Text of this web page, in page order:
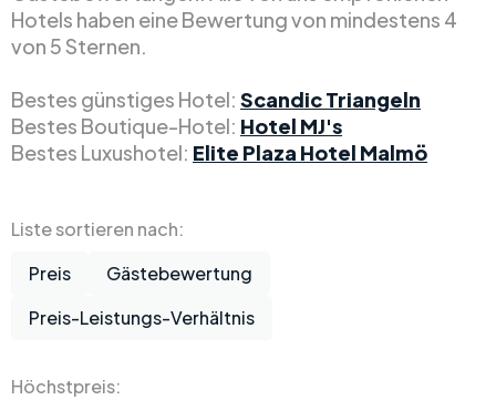
Hotels haben eine Bewertung von mindestens 4
von 5 Sternen.
Bestes günstiges Hotel: Scandic Triangeln
Bestes Boutique-Hotel: Hotel MJ's
Bestes Luxushotel: Elite Plaza Hotel Malmö
Liste sortieren nach:
Preis
Gästebewertung
Preis-Leistungs-Verhältnis
Höchstpreis: